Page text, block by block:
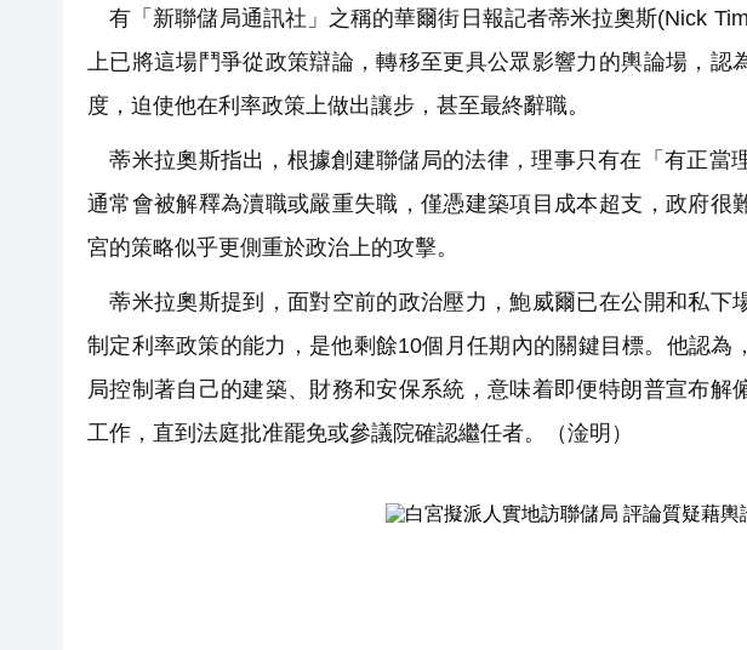
有「新聯儲局通訊社」之稱的華爾街日報記者蒂米拉奧斯(Nick
上已將這場鬥爭從政策辯論，轉移至更具公眾影響力的輿論場，認
度，迫使他在利率政策上做出讓步，甚至最終辭職。
蒂米拉奧斯指出，根據創建聯儲局的法律，理事只有在「有正當
通常會被解釋為瀆職或嚴重失職，僅憑建築項目成本超支，政府很
宮的策略似乎更側重於政治上的攻擊。
蒂米拉奧斯提到，面對空前的政治壓力，鮑威爾已在公開和私下
制定利率政策的能力，是他剩餘10個月任期內的關鍵目標。他認
局控制著自己的建築、財務和安保系統，意味着即便特朗普宣布解
工作，直到法庭批准罷免或參議院確認繼任者。（淦明）